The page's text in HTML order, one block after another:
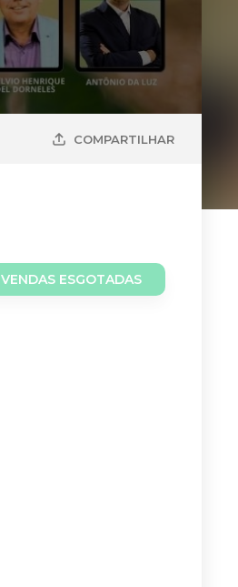
COMPARTILHAR
VENDAS ESGOTADAS